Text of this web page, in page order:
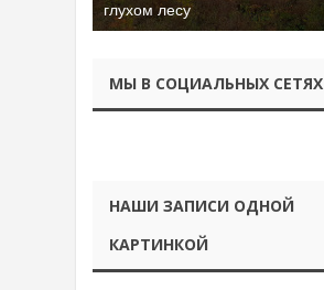
глухом лесу
МЫ В СОЦИАЛЬНЫХ СЕТЯХ
НАШИ ЗАПИСИ ОДНОЙ
КАРТИНКОЙ